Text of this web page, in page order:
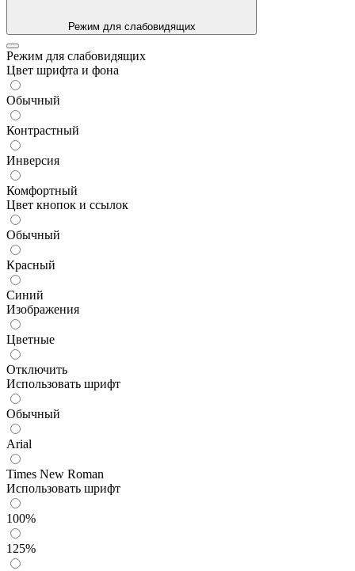
Режим для слабовидящих
Режим для слабовидящих
Цвет шрифта и фона
Обычный
Контрастный
Инверсия
Комфортный
Цвет кнопок и ссылок
Обычный
Красный
Синий
Изображения
Цветные
Отключить
Использовать шрифт
Обычный
Arial
Times New Roman
Использовать шрифт
100%
125%